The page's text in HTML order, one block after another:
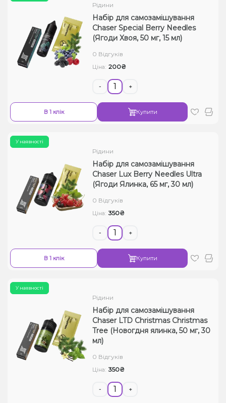
Рідини
Набір для самозамішування
Chaser Special Berry Needles
(Ягоди Хвоя, 50 мг, 15 мл)
0 Відгуків
Ціна: 200₴
- +
В 1 клік Купити
У наявності
Рідини
Набір для самозамішування
Chaser Lux Berry Needles Ultra
(Ягоди Ялинка, 65 мг, 30 мл)
0 Відгуків
Ціна: 350₴
- +
В 1 клік Купити
У наявності
Рідини
Набір для самозамішування
Chaser LTD Christmas Christmas
Tree (Новогдня ялинка, 50 мг, 30
мл)
0 Відгуків
Ціна: 350₴
- +